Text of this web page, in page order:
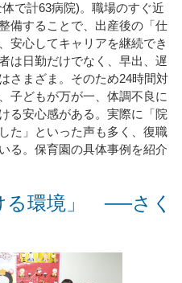
で計63病院)。職場のすぐ近
備することで、出産後の「仕
安心してキャリアを継続でき
は日勤だけでなく、早出、遅
さまざま。そのため24時間対
子どもが万が一、体調不良に
る安心感がある。実際に「院
た」といった声も多く、復職
る。保育園の具体事例を紹介
る環境」 ──さく